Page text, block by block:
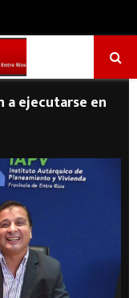
a ejecutarse en